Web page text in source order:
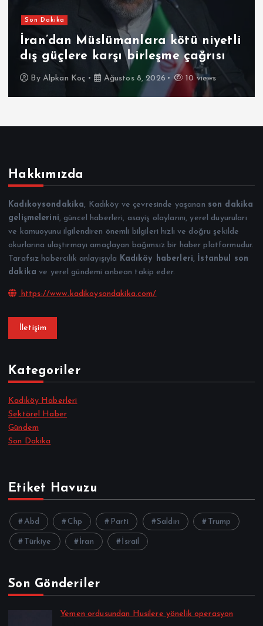
Son Dakika
İran’dan Müslümanlara kötü niyetli
dış güçlere karşı birleşme çağrısı
By Alpkan Koç Ağustos 8, 2026 10 views
Hakkımızda
Kadıkoysondakika, Kadıköy ve çevresinde yaşanan son dakika
gelişmelerini, güncel haberleri, asayiş olaylarını, yerel duyuruları
ve kamuoyunu ilgilendiren önemli bilgileri hızlı ve doğru şekilde
okurlarına ulaştırmayı amaçlayan bağımsız bir haber platformudur.
Tarafsız habercilik anlayışıyla Kadıköy haberleri,
İstanbul son
dakika ve yerel gündemi anbean takip eder.
https://www.kadikoysondakika.com/
İletişim
Kategoriler
Kadıköy Haberleri
Sektörel Haber
Gündem
Son Dakika
Etiket Havuzu
Abd Chp Parti Saldırı Trump
Türkiye İran İsrail
Son Gönderiler
Yemen ordusundan Husilere yönelik operasyon